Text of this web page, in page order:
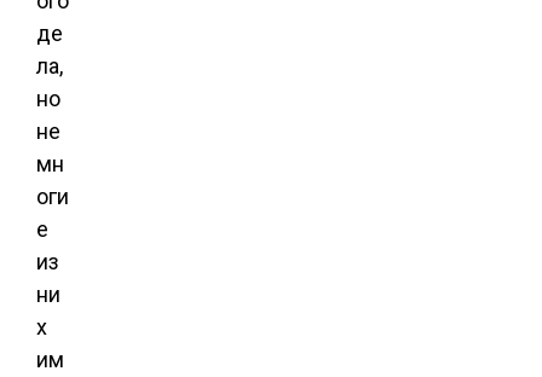
де
ла,
но
не
мн
оги
е
из
ни
х
им